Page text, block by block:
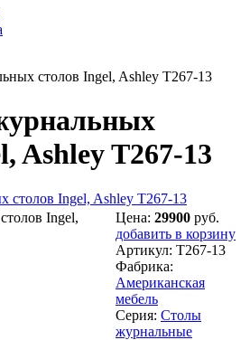
столов Ingel, Ashley T267-13
Ashley T267-13
Ingel,
Цена: 29900 руб.
добавить в корзину
Артикул: T267-13
Фабрика:
Американская
мебель
Серия: Столы
журнальные